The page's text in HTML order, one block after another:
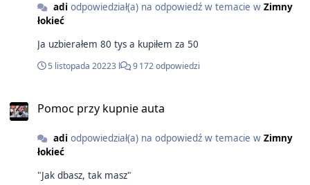
adi odpowiedział(a) na odpowiedź w temacie w Zimny
łokieć
Ja uzbierałem 80 tys a kupiłem za 50
5 listopada 20223 l 9 172 odpowiedzi
Pomoc przy kupnie auta
adi odpowiedział(a) na odpowiedź w temacie w Zimny
łokieć
"Jak dbasz, tak masz"